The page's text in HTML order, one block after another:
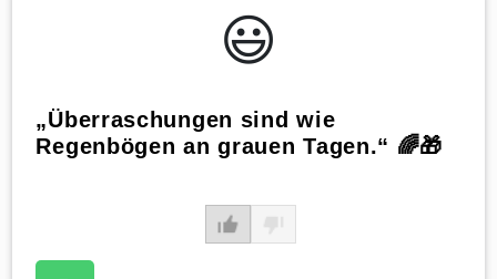
😃️
„Überraschungen sind wie
Regenbögen an grauen Tagen.“ 🌈🎁